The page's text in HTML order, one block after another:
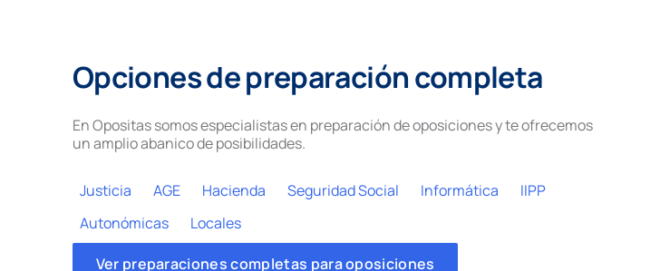
Opciones de preparación completa
En Opositas somos especialistas en preparación de oposiciones y te ofrecemos
un amplio abanico de posibilidades.
Justicia AGE Hacienda Seguridad Social Informática
IIPP
Autonómicas
Locales
Ver preparaciones completas para oposiciones